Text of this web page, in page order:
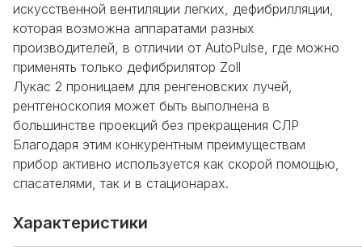
искусственной вентиляции легких, дефибрилляции,
которая возможна аппаратами разных
производителей, в отличии от AutoPulse, где можно
применять только дефибрилятор Zoll
Лукас 2 проницаем для ренгеновских лучей,
рентгеноскопия может быть выполнена в
большинстве проекций без прекращения СЛР
Благодаря этим конкурентным преимуществам
прибор активно используется как скорой помощью,
спасателями, так и в стационарах.
Характеристики